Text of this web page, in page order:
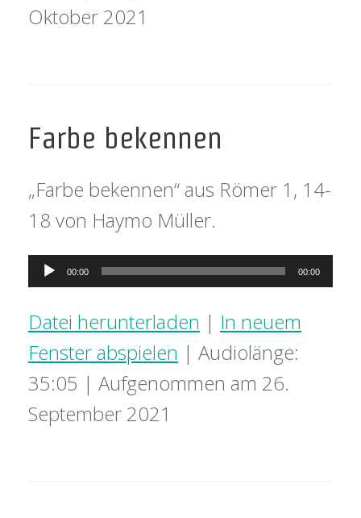
Oktober 2021
Farbe bekennen
„Farbe bekennen“ aus Römer 1, 14-
18 von Haymo Müller.
Audio-
00:00 00:00
Datei herunterladen | In neuem
Fenster abspielen | Audiolänge:
35:05 | Aufgenommen am 26.
September 2021